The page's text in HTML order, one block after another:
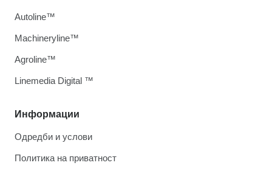
Информации
Одредби и услови
Политика на приватност
Autoline™
Machineryline™
Agroline™
Linemedia Digital ™